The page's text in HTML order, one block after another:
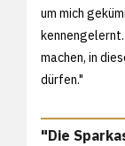
um mich
machen, in
dürfen."
"Die